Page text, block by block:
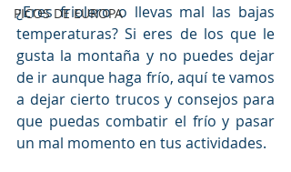
PICOS DE EUROPA
¿Eres friolero o llevas mal las bajas
temperaturas? Si eres de los que le
gusta la montaña y no puedes dejar
de ir aunque haga frío, aquí te vamos
a dejar cierto trucos y consejos para
que puedas combatir el frío y pasar
un mal momento en tus actividades.